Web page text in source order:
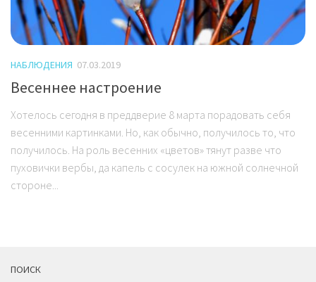
НАБЛЮДЕНИЯ 07.03.2019
Весеннее настроение
Хотелось сегодня в преддверие 8 марта порадовать себя
весенними картинками. Но, как обычно, получилось то, что
получилось. На роль весенних «цветов» тянут разве что
пуховички вербы, да капель с сосулек на южной солнечной
стороне...
ПОИСК